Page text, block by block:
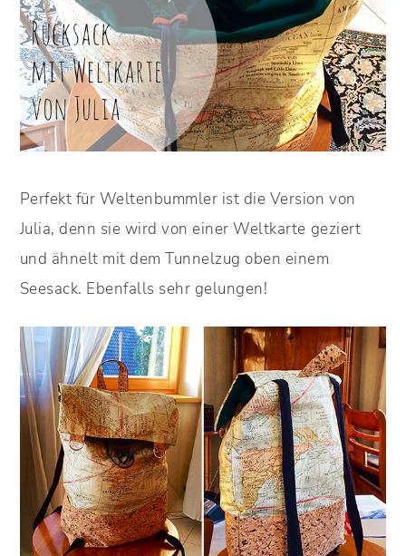
Perfekt für Weltenbummler ist die Version von
Julia, denn sie wird von einer Weltkarte geziert
und ähnelt mit dem Tunnelzug oben einem
Seesack. Ebenfalls sehr gelungen!